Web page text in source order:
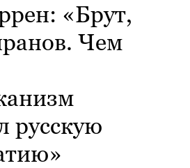
«Брут,
Чем
русскую